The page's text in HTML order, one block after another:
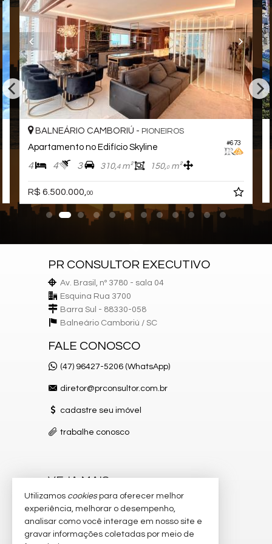
#673
BALNEÁRIO CAMBORIÚ - PIONEIROS
Apartamento no Edifício Skyline
4 4 3 310,4m² 150,0m²
R$ 6.500.000, 00
PR CONSULTOR EXECUTIVO
Av. Brasil, nº 3780 - sala 04
Esquina Rua 3700
Barra Sul - 88330-058
Balneário Camboriú / SC
FALE CONOSCO
(47) 96427-5206 (WhatsApp)
diretor@prconsultor.com.br
cadastre seu imóvel
trabalhe conosco
VEJA MAIS
receba nosso newsletter
indicadores financeiros
Utilizamos cookiespara oferecer melhor
experiência, melhorar o desempenho,
analisar como você interage em nosso site e
gravar informações coletadas por meio de